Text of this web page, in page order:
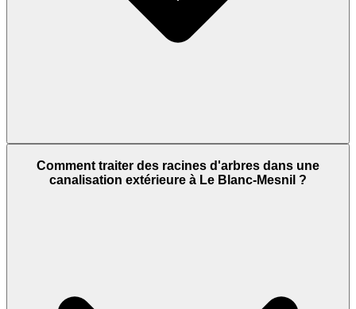
Comment traiter des racines d'arbres dans une
canalisation extérieure à Le Blanc-Mesnil ?